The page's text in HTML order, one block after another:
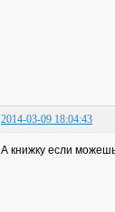
2014-03-09 18:04:43
А книжку если